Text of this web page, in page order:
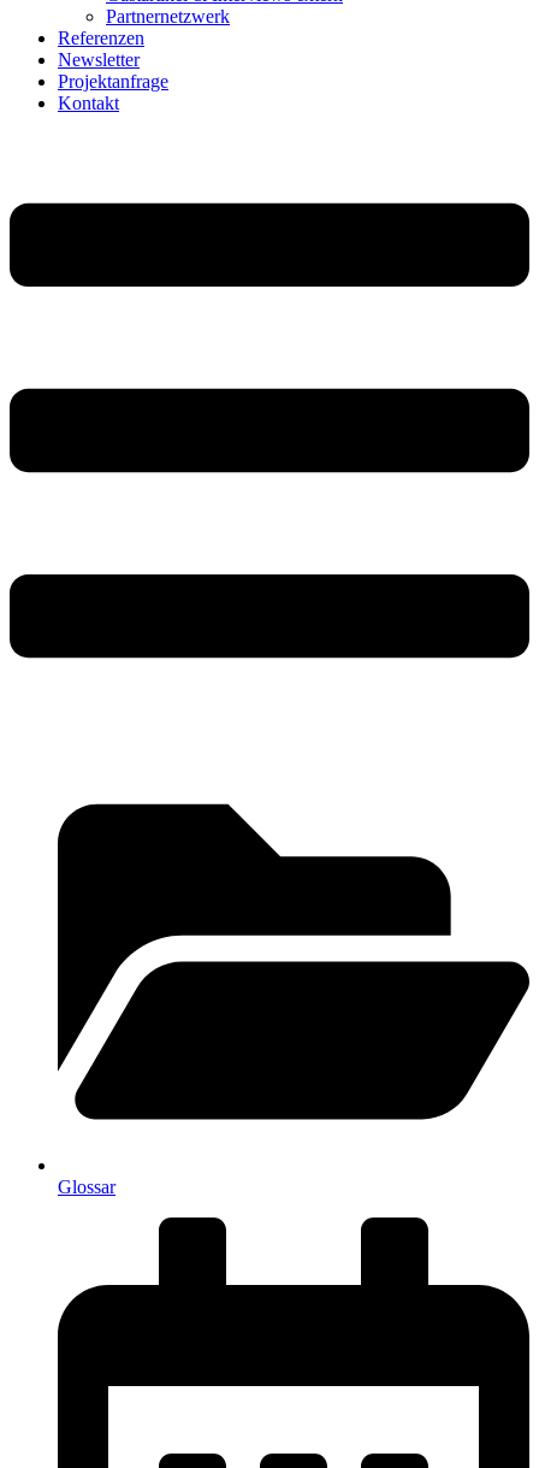
Partnernetzwerk
Referenzen
Newsletter
Projektanfrage
Kontakt
Glossar